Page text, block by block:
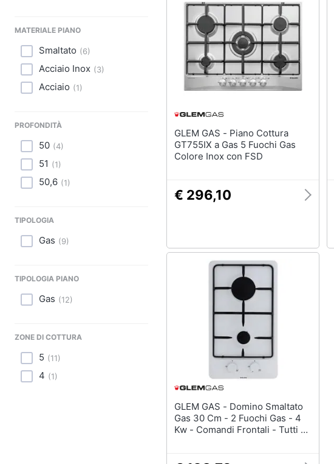
MATERIALE PIANO
Smaltato (6)
Acciaio Inox (3)
Acciaio (1)
PROFONDITÀ
50 (4)
51 (1)
50,6 (1)
TIPOLOGIA
Gas (9)
TIPOLOGIA PIANO
Gas (12)
ZONE DI COTTURA
5 (11)
4 (1)
GLEM GAS - Piano Cottura
GT755IX a Gas 5 Fuochi Gas
Colore Inox con FSD
€ 296,10
GLEM GAS - Domino Smaltato
Gas 30 Cm - 2 Fuochi Gas - 4
Kw - Comandi Frontali - Tutti -